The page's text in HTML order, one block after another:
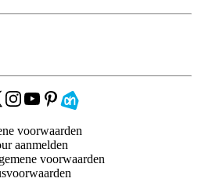
voorwaarden
aanmelden
voorwaarden